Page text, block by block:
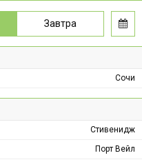
Завтра
Сочи
Стивенидж
Порт Вейл